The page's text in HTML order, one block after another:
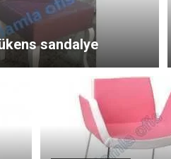
sandalye